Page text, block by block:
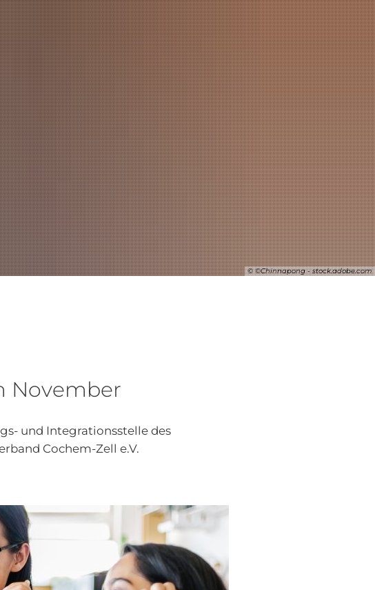
THEMEN SUCHE
© ©Chinnapong - stock.adobe.com
November
und Integrationsstelle des
Cochem-Zell e.V.